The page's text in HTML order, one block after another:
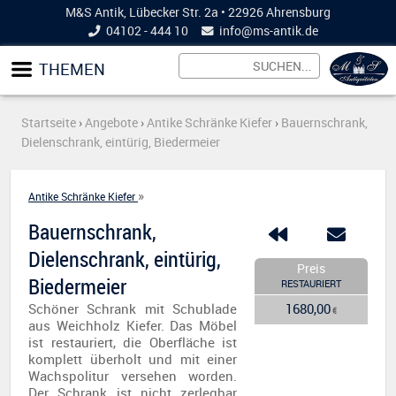
M&S Antik, Lübecker Str. 2a • 22926 Ahrensburg
04102 - 444 10
info@ms-antik.de
THEMEN
Startseite ›Angebote ›Antike Schränke Kiefer › Bauernschrank,
Dielenschrank, eintürig, Biedermeier
Antike Schränke Kiefer »
Preis
RESTAURIERT
1680,00€
Bauernschrank,
Dielenschrank, eintürig,
Biedermeier
Schöner Schrank mit Schublade
aus Weichholz Kiefer. Das Möbel
ist restauriert, die Oberfläche ist
komplett überholt und mit einer
Wachspolitur versehen worden.
Der Schrank ist nicht zerlegbar